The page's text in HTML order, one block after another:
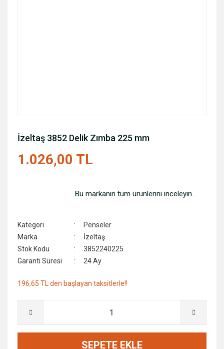
İzeltaş 3852 Delik Zımba 225 mm
1.026,00 TL
Bu markanın tüm ürünlerini inceleyin...
Kategori
Penseler
Marka
İzeltaş
Stok Kodu
3852240225
Garanti Süresi
24 Ay
196,65 TL den başlayan taksitlerle!!
SEPETE EKLE